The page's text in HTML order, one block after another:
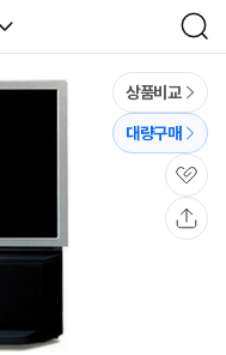
검
색
상품비교
대량구매
관
심